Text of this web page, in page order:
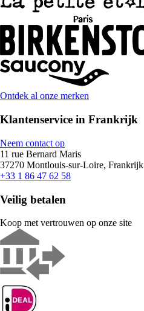
Ontdek al onze merken
Klantenservice in Frankrijk
Neem contact op
11 rue Bernard Maris
37270 Montlouis-sur-Loire, Frankrijk
+33 1 86 47 62 58
Veilig betalen
Koop met vertrouwen op onze site